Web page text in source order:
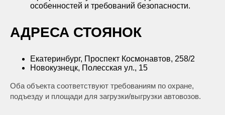
особенностей и требований безопасности.
АДРЕСА СТОЯНОК
Екатеринбург, Проспект Космонавтов, 258/2
Новокузнецк, Полесская ул., 15
Оба объекта соответствуют требованиям по охране,
подъезду и площади для загрузки/выгрузки автовозов.